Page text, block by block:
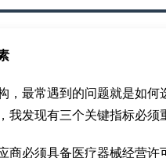
，最常遇到的问题就是如
我发现有三个关键指标必须
商必须具备医疗器械经营